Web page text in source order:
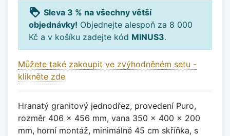
loyalty Sleva 3 % na všechny větší
objednávky! Objednejte alespoň za 8 000
Kč a v košíku zadejte kód MINUS3.
Můžete také zakoupit ve zvýhodněném setu -
klikněte zde
Hranatý granitový jednodřez, provedení Puro,
rozměr 406 x 456 mm, vana 350 x 400 x 200
mm, horní montáž, minimálně 45 cm skříňka, s